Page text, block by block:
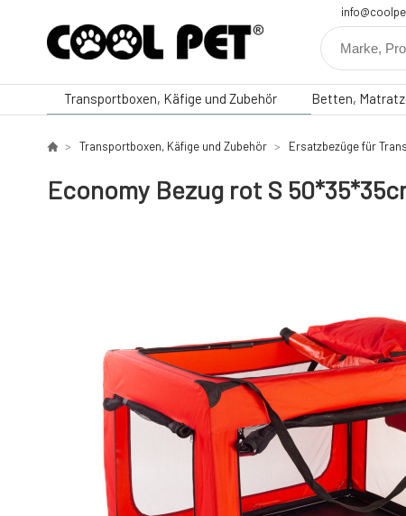
Transportboxen, Käfige und Zubehör Betten,
Transportboxen, Käfige und Zubehör Ersatzbezüge für
Economy Bezug rot S